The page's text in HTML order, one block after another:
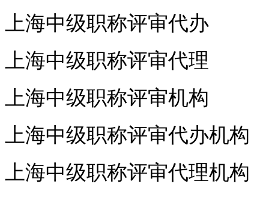
上海中级职称评审代办
上海中级职称评审代理
上海中级职称评审机构
上海中级职称评审代办机构
上海中级职称评审代理机构